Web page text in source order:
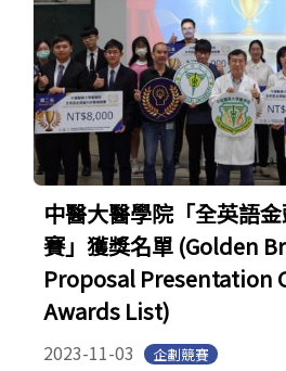
中醫大醫學院「全英語
賽」獲獎名單 (Golden
Proposal Presentation
Awards List)
2023-11-03 企劃競賽